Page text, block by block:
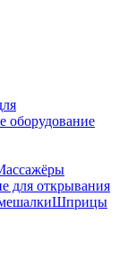
оборудование
для открывания
Шприцы